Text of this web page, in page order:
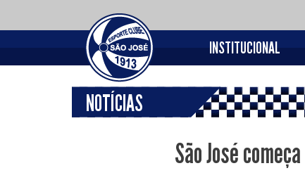
INSTITUCIONAL
NOTÍCIAS
São José